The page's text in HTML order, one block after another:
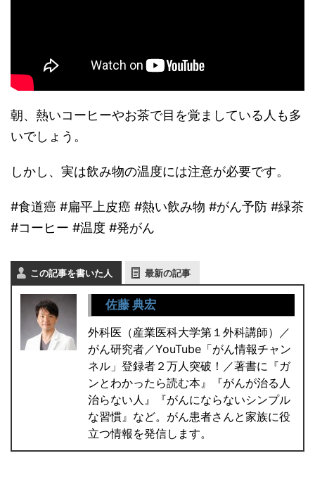
朝、熱いコーヒーやお茶で目を覚ましている人も多
いでしょう。
しかし、実は飲み物の温度には注意が必要です。
#食道癌 #扁平上皮癌 #熱い飲み物 #がん予防 #緑茶
#コーヒー #温度 #発がん
この記事を書いた人 最新の記事
佐藤 典宏
外科医（産業医科大学第１外科講師）／
がん研究者／YouTube「がん情報チャン
ネル」登録者２万人突破！／著書に『ガ
ンとわかったら読む本』『がんが治る人
治らない人』『がんにならないシンプル
な習慣』など。がん患者さんと家族に役
立つ情報を発信します。